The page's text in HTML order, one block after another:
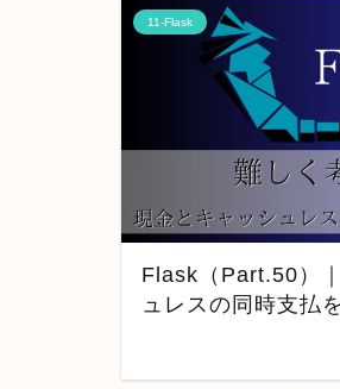
11-Flask
Flask（Part.50）
ュレスの同時支払